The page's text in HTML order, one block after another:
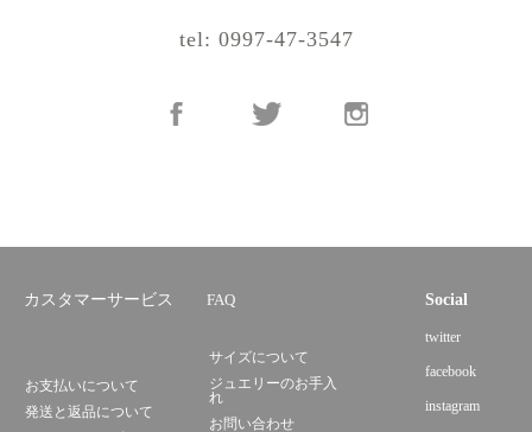
tel: 0997-47-3547
カスタマーサービス FAQ
お支払いについて
発送と返品について
サイズについて
ジュエリーのお手入
れ
お問い合わせ
Social
twitter
facebook
instagram